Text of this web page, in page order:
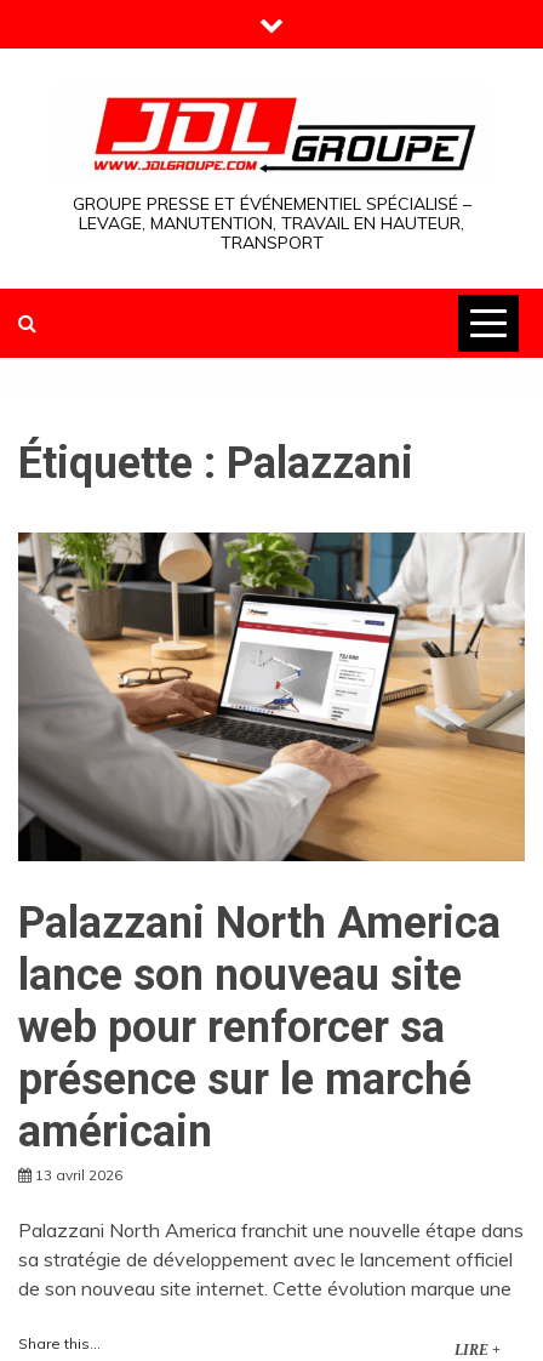
to
GROUPE PRESSE ET ÉVÉNEMENTIEL SPÉCIALISÉ –
LEVAGE, MANUTENTION, TRAVAIL EN HAUTEUR,
TRANSPORT
Étiquette : Palazzani
Palazzani North America
lance son nouveau site
web pour renforcer sa
présence sur le marché
américain
13 avril 2026
Palazzani North America franchit une nouvelle étape dans
sa stratégie de développement avec le lancement officiel
de son nouveau site internet. Cette évolution marque une
Share this... LIRE +